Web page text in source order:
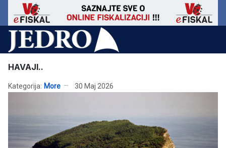
HAVAJI..
Kategorija: More 30 Maj 2026